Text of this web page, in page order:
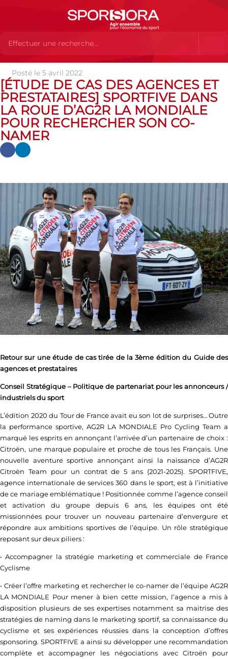
Actualités Actualités
cas des agences et prestataires] SPORTFIVE DANS LA ROUE D’AG2R
LA MONDIALE POUR RECHERCHER SON CO-NAMER
Posté le 5 avril 2022
[ÉTUDE DE CAS DES AGENCES ET
PRESTATAIRES] SPORTFIVE DANS
LA ROUE D’AG2R LA MONDIALE
POUR RECHERCHER SON CO-
NAMER
Retour sur une étude de cas tirée de la 3ème édition du Guide des
agences et prestataires
Conseil Stratégique – Politique de partenariat pour les annonceurs /
industriels du sport
L’édition 2020 du Tour de France avait eu son lot de surprises… Outre
la performance sportive, AG2R LA MONDIALE Pro Cycling Team a
marqué les esprits en annonçant l’arrivée d’un partenaire de choix :
Citroën, une marque populaire et proche de tous les Français. Une
nouvelle aventure sportive annonçant ainsi la naissance d’AG2R
Citroën Team pour un contrat de 5 ans (2021-2025). SPORTFIVE,
agence internationale de services 360 dans le sport, est à l’initiative
de ce mariage emblématique ! Positionnée comme l’agence conseil
et activation du groupe depuis 6 ans, les équipes ont été
missionnées pour trouver un nouveau partenaire d’envergure et
répondre aux ambitions sportives de l’équipe. Un rôle stratégique
reposant sur deux piliers :
• Accompagner la stratégie marketing et commerciale de France
Cyclisme
• Créer l’offre marketing et rechercher le co-namer de l’équipe AG2R
LA MONDIALE Pour mener à bien cette mission, l’agence a mis à
disposition plusieurs de ses expertises notamment sa maitrise des
stratégies de naming dans le marketing sportif, sa connaissance du
cyclisme et ses expériences réussies dans la conception d’offres
sponsoring. SPORTFIVE a ainsi su développer une recommandation
complète et accompagner les négociations avec Citroën pour